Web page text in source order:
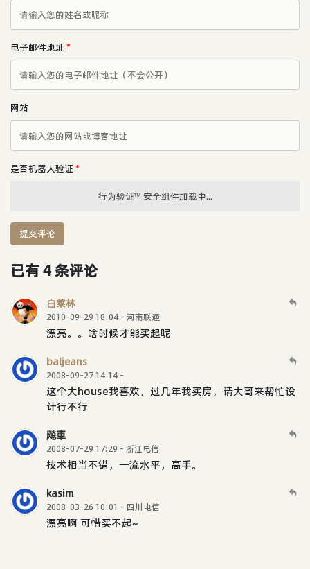
电子邮件地址 *
网站
是否机器人验证 *
行为验证™ 安全组件加载中...
提交评论
已有 4 条评论
白菜林
2010-09-29 18:04 - 河南联通
漂亮。。啥时候才能买起呢
baljeans
2008-09-27 14:14 -
这个大house我喜欢，过几年我买房，请大哥来帮忙设
计行不行
飚車
2008-07-29 17:29 - 浙江电信
技术相当不错，一流水平，高手。
kasim
2008-03-26 10:01 - 四川电信
漂亮啊 可惜买不起~